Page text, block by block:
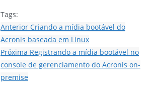
Tags:
Anterior Criando a mídia bootável do
Acronis baseada em Linux
Próxima Registrando a mídia bootável no
console de gerenciamento do Acronis on-
premise